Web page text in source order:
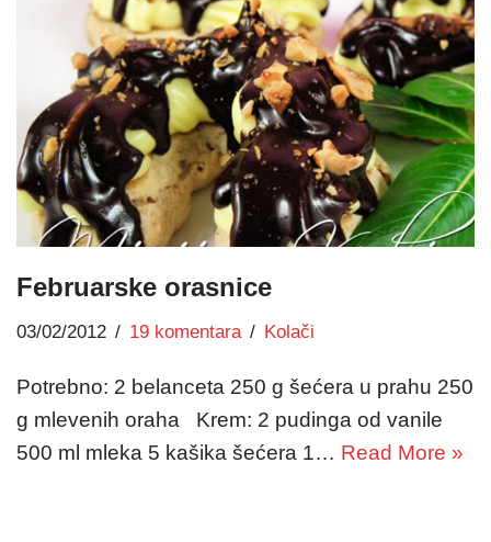
Februarske orasnice
03/02/2012 19 komentara Kolači
Potrebno: 2 belanceta 250 g šećera u prahu 250
g mlevenih oraha Krem: 2 pudinga od vanile
500 ml mleka 5 kašika šećera 1… Read More »